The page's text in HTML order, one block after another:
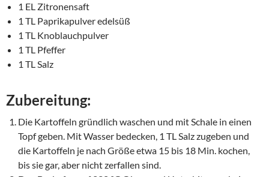
1 EL Zitronensaft
1 TL Paprikapulver edelsüß
1 TL Knoblauchpulver
1 TL Pfeffer
1 TL Salz
Zubereitung:
Die Kartoffeln gründlich waschen und mit Schale in einen
Topf geben. Mit Wasser bedecken, 1 TL Salz zugeben und
die Kartoffeln je nach Größe etwa 15 bis 18 Min. kochen,
bis sie gar, aber nicht zerfallen sind.